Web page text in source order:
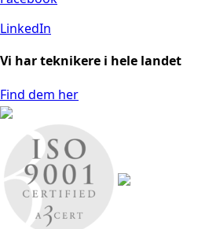
LinkedIn
Vi har teknikere i hele landet
Find dem her